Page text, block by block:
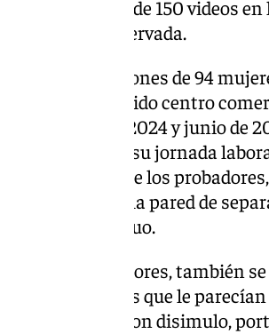
grabado más de 150 videos
estar reservada.
de grabaciones de 94
ropa de un conocido centro
diciembre de 2024 y junio de
vez finalizaba su jornada
interior de uno de los
inferior de la pared de
probador contiguo.
en los probadores, también
a las clientas que le
móvil y con disimulo,